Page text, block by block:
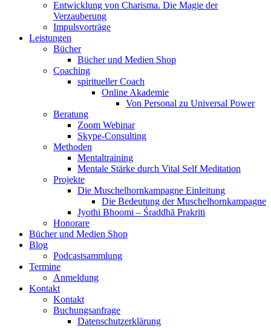
Entwicklung von Charisma. Die Magie der
Verzauberung
Impulsvorträge
Leistungen
Bücher
Bücher und Medien Shop
Coaching
spiritueller Coach
Online Akademie
Von Personal zu Universal Power
Beratung
Zoom Webinar
Skype-Consulting
Methoden
Mentaltraining
Mentale Stärke durch Vital Self Meditation
Projekte
Die Muschelhornkampagne Einleitung
Die Bedeutung der Muschelhornkampagne
Jyothi Bhoomi – Śraddhā Prakriti
Honorare
Bücher und Medien Shop
Blog
Podcastsammlung
Termine
Anmeldung
Kontakt
Kontakt
Buchungsanfrage
Datenschutzerklärung